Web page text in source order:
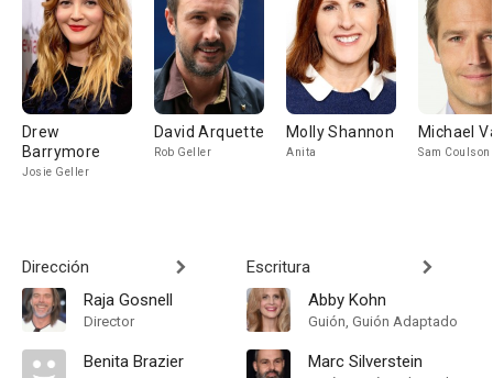
Drew
Barrymore
Josie Geller
David Arquette
Rob Geller
Molly Shannon
Anita
Michael
Sam Coulson
Dirección
Raja Gosnell
Director
Benita Brazier
Escritura
Abby Kohn
Guión, Guión Adaptado
Marc Silverstein